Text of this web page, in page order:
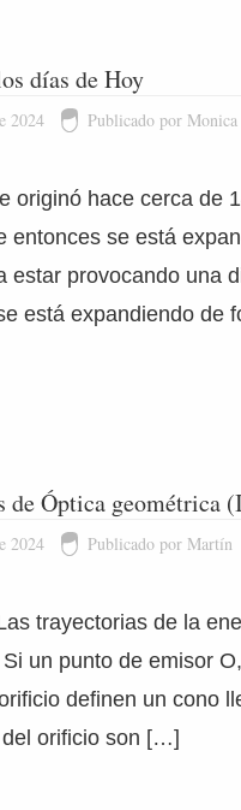
días de Hoy
2024 Publicado por Monica
originó hace cerca de
entonces se está
estar provocando una
está expandiendo de
de Óptica geométrica
2024 Publicado por Martín
trayectorias de la
un punto de emisor
definen un cono
orificio son […]